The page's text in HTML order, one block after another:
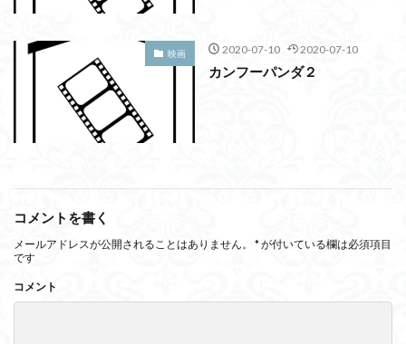
映画 2020-07-10 2020-07-10
カンフーパンダ２
コメントを書く
メールアドレスが公開されることはありません。 *が付いている欄は必須項目
です
コメント